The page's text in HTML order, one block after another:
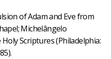
of Adam and Eve from
Michelângelo
Holy Scriptures (Philadelphia: